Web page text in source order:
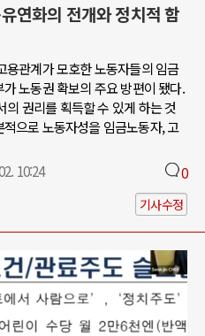
연화의 전개와 정치적 함
용관계가 모호한 노동자들의 임금
노동권 확보의 주요 방편이 됐다.
권리를 획득할 수 있게 하는 것
으로 노동자성을 임금노동자, 고
10:24 0
기사수정